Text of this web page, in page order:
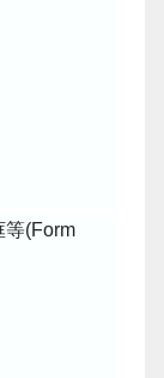
等(Form